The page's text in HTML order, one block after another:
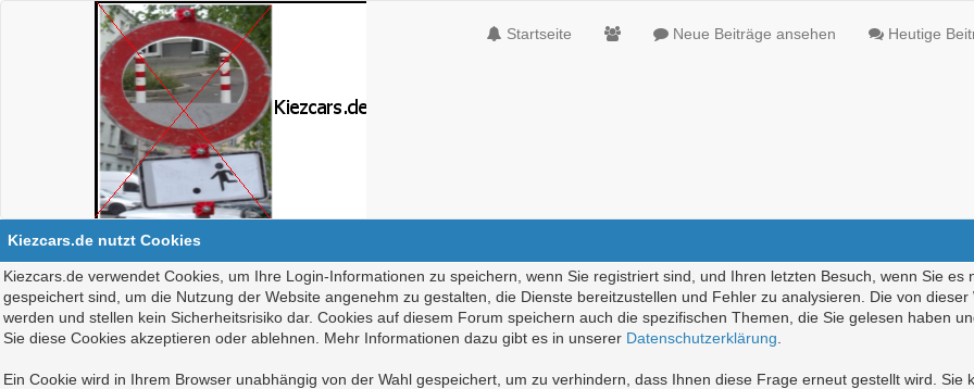
Startseite Neue Beiträge ansehen Heutige
Kiezcars.de nutzt Cookies
Kiezcars.de verwendet Cookies, um Ihre Login-Informationen zu speichern, wenn Sie registriert sind, und Ihren letzten Besuch, wenn Sie
gespeichert sind, um die Nutzung der Website angenehm zu gestalten, die Dienste bereitzustellen und Fehler zu analysieren. Die von
werden und stellen kein Sicherheitsrisiko dar. Cookies auf diesem Forum speichern auch die spezifischen Themen, die Sie gelesen haben
Sie diese Cookies akzeptieren oder ablehnen. Mehr Informationen dazu gibt es in unserer Datenschutzerklärung
Ein Cookie wird in Ihrem Browser unabhängig von der Wahl gespeichert, um zu verhindern, dass Ihnen diese Frage erneut gestellt wird.